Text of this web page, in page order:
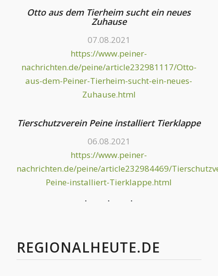
Otto aus dem Tierheim sucht ein neues
Zuhause
07.08.2021
https://www.peiner-
nachrichten.de/peine/article232981117/Otto-
aus-dem-Peiner-Tierheim-sucht-ein-neues-
Zuhause.html
Tierschutzverein Peine installiert Tierklappe
06.08.2021
https://www.peiner-
nachrichten.de/peine/article232984469/
Peine-installiert-Tierklappe.html
REGIONALHEUTE.DE